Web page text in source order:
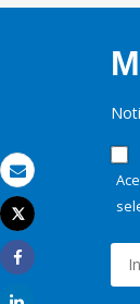
Correo
Imprimir
Tweet
Share